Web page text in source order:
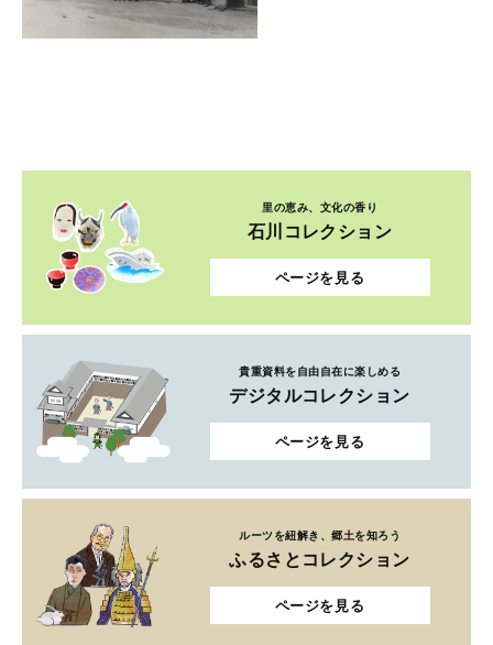
里の恵み、文化の香り
石川コレクション
ページを見る
貴重資料を自由自在に楽しめる
デジタルコレクション
ページを見る
ルーツを紐解き、郷土を知ろう
ふるさとコレクション
ページを見る